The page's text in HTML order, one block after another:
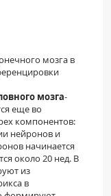
мозга в
мозга-
еще во
компонентов:
нейронов и
начинается
около 20 нед. В
из
в